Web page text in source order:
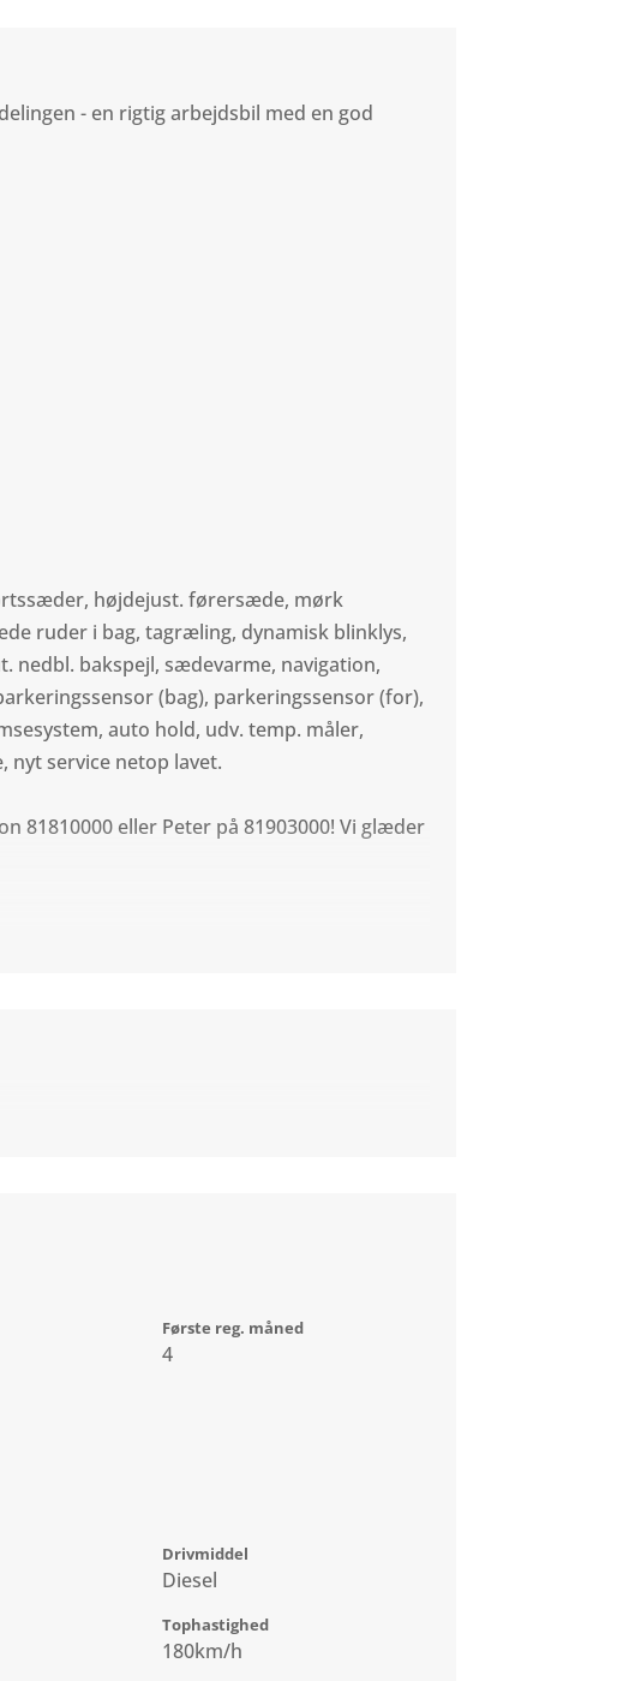
- en rigtig arbejdsbil med en god
højdejust. førersæde, mørk
ruder i bag, tagræling, dynamisk blinklys,
nedbl. bakspejl, sædevarme, navigation,
(bag), parkeringssensor (for),
auto hold, udv. temp. måler,
service netop lavet.
81810000 eller Peter på 81903000! Vi glæder
Første reg. måned
4
Drivmiddel
Diesel
Tophastighed
180km/h